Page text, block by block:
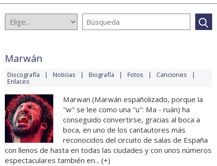
Marwán
Discografía Noticias Biografía Fotos Canciones
Enlaces
Marwan (Marwán españolizado, porque la
"w" se lee como una "u": Ma - ruán) ha
conseguido convertirse, gracias al boca a
boca, en uno de los cantautores más
reconocidos del circuito de salas de España
con llenos de hasta en todas las ciudades y con unos números
espectaculares también en... (+)